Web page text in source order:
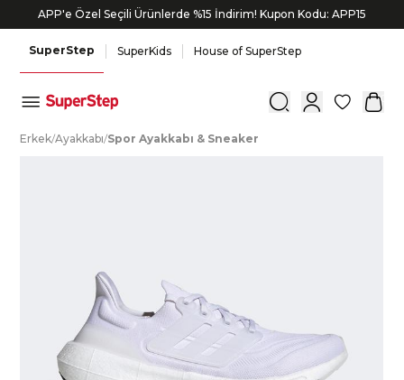
APP'e Özel Seçili Ürünlerde %15 İndirim! Kupon Kodu: APP15
Bonus kartlara özel vade farksız taksit seçenekleri!
SuperStep
SuperKids House of SuperStep
0
Erkek/Ayakkabı/Spor Ayakkabı & Sneaker